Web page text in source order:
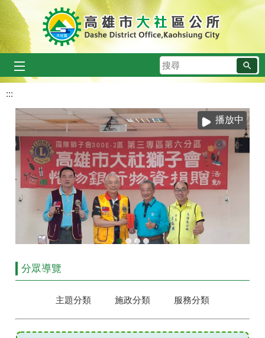
跳到主要內容區塊
搜
尋
:::
播放中
分眾導覽
主題分類 施政分類 服務分類